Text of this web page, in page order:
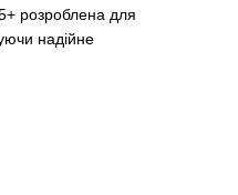
розроблена для
надійне